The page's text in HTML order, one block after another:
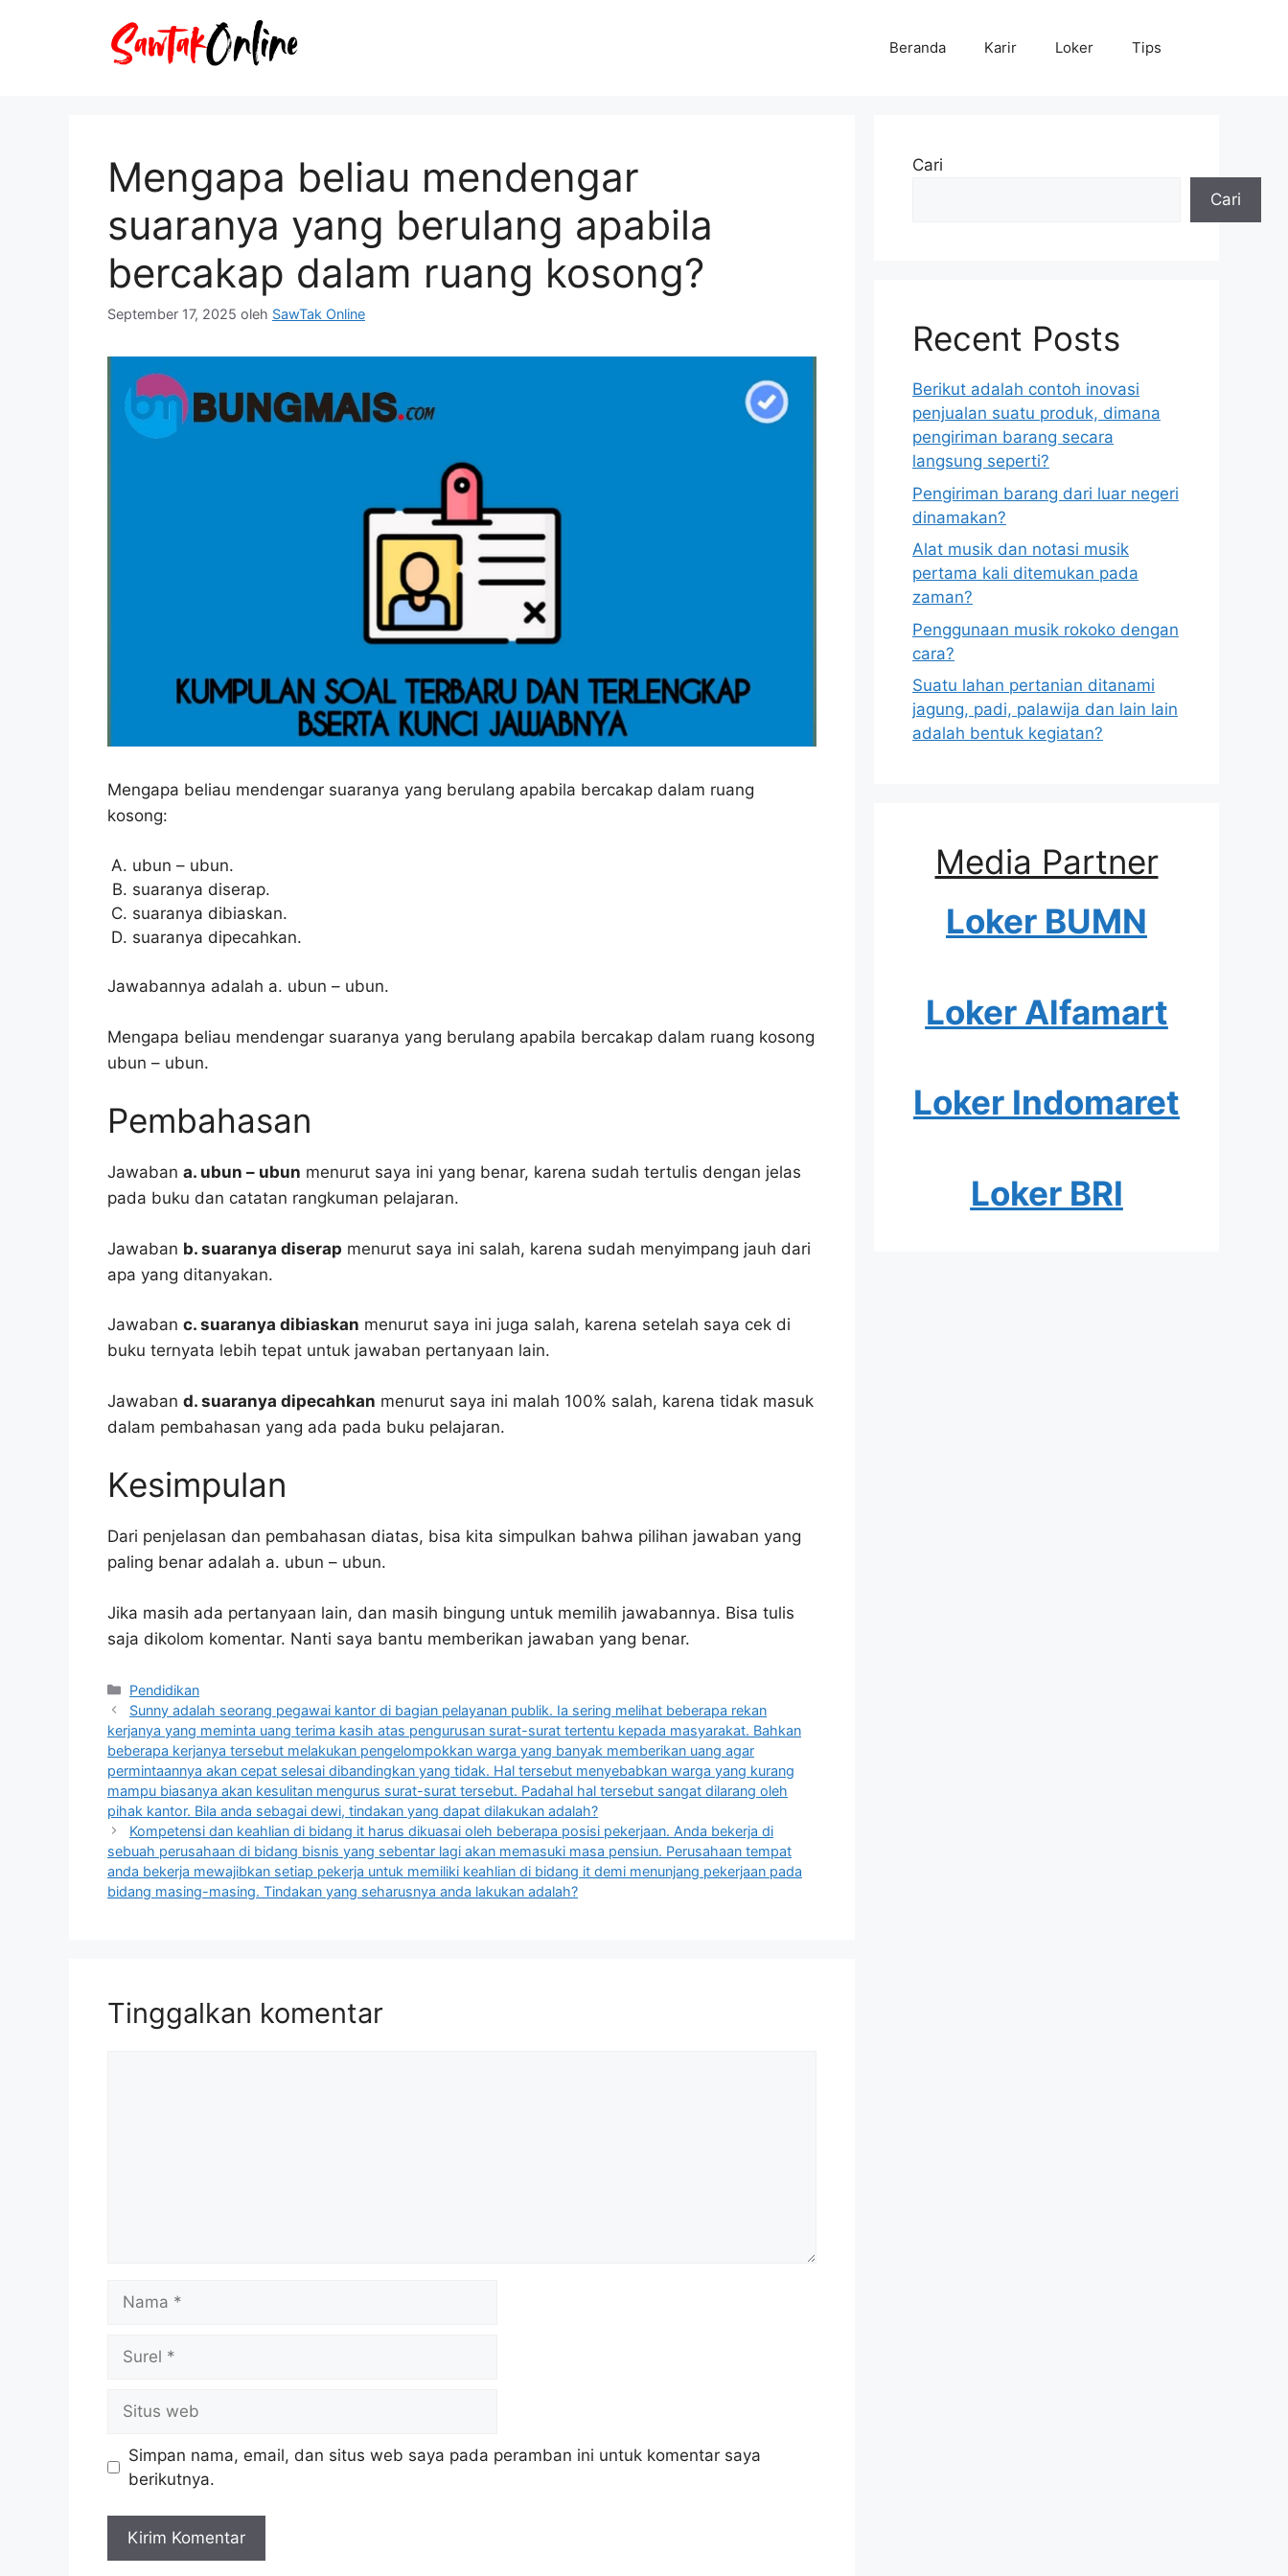
Beranda Karir Loker Tips
Mengapa beliau mendengar
suaranya yang berulang apabila
bercakap dalam ruang kosong?
September 17, 2025 oleh SawTak Online
Mengapa beliau mendengar suaranya yang berulang apabila bercakap dalam ruang
kosong:
ubun – ubun.
suaranya diserap.
suaranya dibiaskan.
suaranya dipecahkan.
Jawabannya adalah a. ubun – ubun.
Mengapa beliau mendengar suaranya yang berulang apabila bercakap dalam ruang kosong
ubun – ubun.
Pembahasan
Jawaban a. ubun – ubun menurut saya ini yang benar, karena sudah tertulis dengan jelas
pada buku dan catatan rangkuman pelajaran.
Jawaban b. suaranya diserap menurut saya ini salah, karena sudah menyimpang jauh dari
apa yang ditanyakan.
Jawaban c. suaranya dibiaskan menurut saya ini juga salah, karena setelah saya cek di
buku ternyata lebih tepat untuk jawaban pertanyaan lain.
Jawaban d. suaranya dipecahkan menurut saya ini malah 100% salah, karena tidak masuk
dalam pembahasan yang ada pada buku pelajaran.
Kesimpulan
Dari penjelasan dan pembahasan diatas, bisa kita simpulkan bahwa pilihan jawaban yang
paling benar adalah a. ubun – ubun.
Jika masih ada pertanyaan lain, dan masih bingung untuk memilih jawabannya. Bisa tulis
saja dikolom komentar. Nanti saya bantu memberikan jawaban yang benar.
Kategori
Pendidikan
Sunny adalah seorang pegawai kantor di bagian pelayanan publik. Ia sering melihat beberapa rekan
kerjanya yang meminta uang terima kasih atas pengurusan surat-surat tertentu kepada masyarakat. Bahkan
beberapa kerjanya tersebut melakukan pengelompokkan warga yang banyak memberikan uang agar
permintaannya akan cepat selesai dibandingkan yang tidak. Hal tersebut menyebabkan warga yang kurang
mampu biasanya akan kesulitan mengurus surat-surat tersebut. Padahal hal tersebut sangat dilarang oleh
pihak kantor. Bila anda sebagai dewi, tindakan yang dapat dilakukan adalah?
Kompetensi dan keahlian di bidang it harus dikuasai oleh beberapa posisi pekerjaan. Anda bekerja di
sebuah perusahaan di bidang bisnis yang sebentar lagi akan memasuki masa pensiun. Perusahaan tempat
anda bekerja mewajibkan setiap pekerja untuk memiliki keahlian di bidang it demi menunjang pekerjaan pada
bidang masing-masing. Tindakan yang seharusnya anda lakukan adalah?
Tinggalkan komentar
web
Simpan nama, email, dan situs web saya pada peramban ini untuk komentar saya
berikutnya.
Cari
Cari
Recent Posts
Berikut adalah contoh inovasi
penjualan suatu produk, dimana
pengiriman barang secara
langsung seperti?
Pengiriman barang dari luar negeri
dinamakan?
Alat musik dan notasi musik
pertama kali ditemukan pada
zaman?
Penggunaan musik rokoko dengan
cara?
Suatu lahan pertanian ditanami
jagung, padi, palawija dan lain lain
adalah bentuk kegiatan?
Media Partner
Loker BUMN
Loker Alfamart
Loker Indomaret
Loker BRI